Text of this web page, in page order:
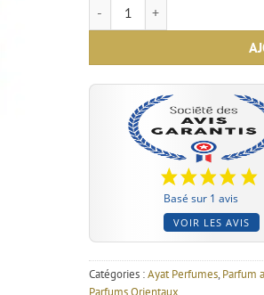
quantité de Eau de parfum
Basé sur 1 avis
VOIR LES AVIS
Catégories :Ayat Perfumes, Parfum
Parfums Orientaux